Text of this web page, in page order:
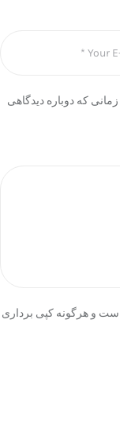
که دوباره دیدگاهی
و هرگونه کپی برداری